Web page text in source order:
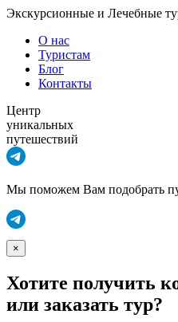
Экскурсионные и Лечебные
О нас
Туристам
Блог
Контакты
Центр
уникальных
путешествий
Мы поможем Вам подобрать
×
Хотите получить
или заказать тур?